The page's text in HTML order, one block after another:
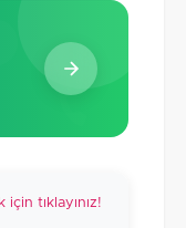
için tıklayınız!